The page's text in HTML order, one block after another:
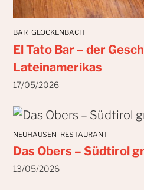
BAR GLOCKENBACH
El Tato Bar – der
Lateinamerikas
17/05/2026
NEUHAUSEN RESTAURANT
Das Obers – Südtirol
13/05/2026